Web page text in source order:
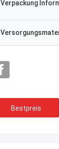
Verpackung
Bestpreis